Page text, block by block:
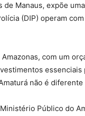
de Manaus, expõe
(DIP) operam
com um
não é
Público do